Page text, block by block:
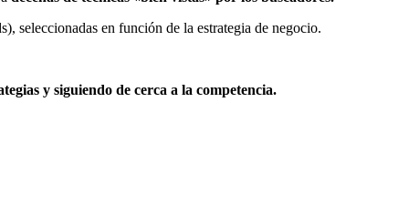
seleccionadas en función de la estrategia de negocio.
y siguiendo de cerca a la competencia.